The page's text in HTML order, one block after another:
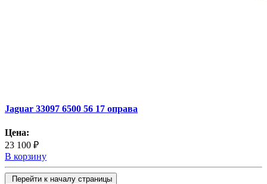
Jaguar 33097 6500 56 17 оправа
Цена:
23 100 ₽
В корзину
Перейти к началу страницы